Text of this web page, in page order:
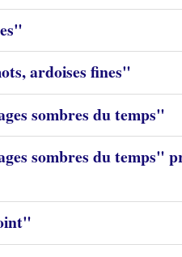
ardoises fines"
sombres du temps"
sombres du temps"